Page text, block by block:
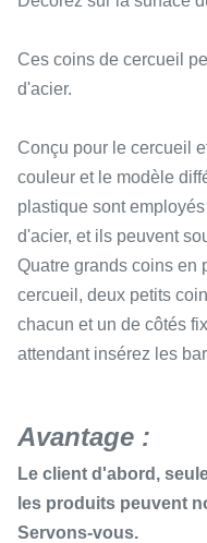
Ces coins de cercueil
d'acier.
Conçu pour le cercueil
couleur et le modèle
plastique sont
d'acier, et ils peuvent
Quatre grands coins en
cercueil, deux petits
chacun et un de côtés
attendant insérez les
Avantage :
Le client d'abord,
les produits peuvent
Servons-vous.